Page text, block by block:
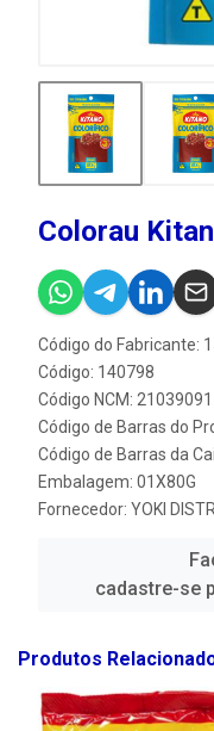
Colorau
Código do Fabricante:
Código: 140798
Código NCM: 21039091
Código de Barras do
Código de Barras da
Embalagem: 01X80G
Fornecedor: YOKI
cadastre-se
Produtos